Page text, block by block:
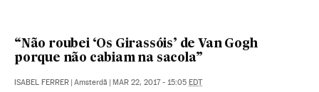
“Não roubei ‘Os Girassóis’ de Van Gogh
porque não cabiam na sacola”
ISABEL FERRER | Amsterdã | MAR 22, 2017 - 15:05 EDT